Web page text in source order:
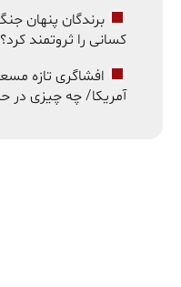
کسانی را ثروتمند کرد؟
افشاگری تازه
آمریکا/ چه چیزی در